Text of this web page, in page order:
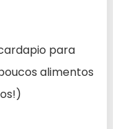
para
alimentos